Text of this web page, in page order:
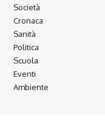
Società
Cronaca
Sanità
Politica
Scuola
Eventi
Ambiente